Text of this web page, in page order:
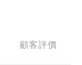
顧客評價